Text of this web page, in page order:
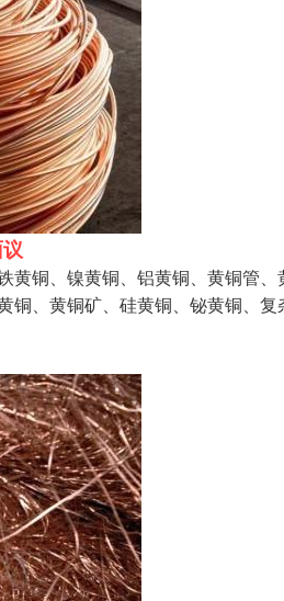
黄铜、镍黄铜、铝黄铜、黄铜管
铜、黄铜矿、硅黄铜、铋黄铜、